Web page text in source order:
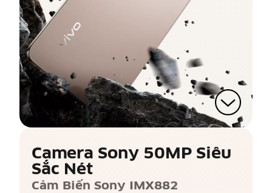
Camera Sony 50MP Siêu
Sắc Nét
Cảm Biến Sony IMX882